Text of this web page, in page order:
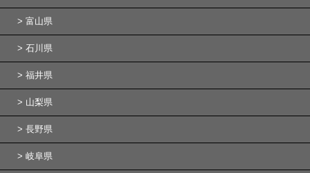
富山県
石川県
福井県
山梨県
長野県
岐阜県